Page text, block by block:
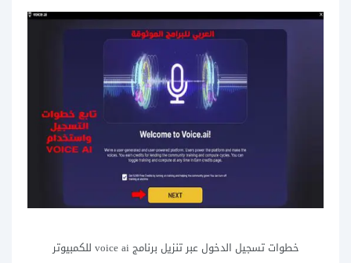
خطوات تسجيل الدخول عبر تنزيل برنامج voice ai للكمبيوتر